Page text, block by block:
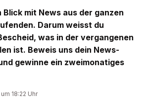
mit News aus der ganzen
Darum weisst du
was in der vergangenen
ist. Beweis uns dein News-
gewinne ein zweimonatiges
18:22 Uhr